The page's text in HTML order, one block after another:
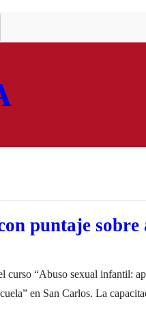
puntaje sobre
“Abuso sexual infantil:
en San Carlos. La